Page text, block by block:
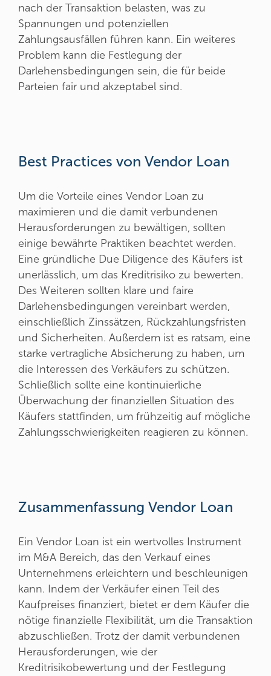
nach der Transaktion belasten, was zu
Spannungen und potenziellen
Zahlungsausfällen führen kann. Ein weiteres
Problem kann die Festlegung der
Darlehensbedingungen sein, die für beide
Parteien fair und akzeptabel sind.
Best Practices von Vendor Loan
Um die Vorteile eines Vendor Loan zu
maximieren und die damit verbundenen
Herausforderungen zu bewältigen, sollten
einige bewährte Praktiken beachtet werden.
Eine gründliche Due Diligence des Käufers ist
unerlässlich, um das Kreditrisiko zu bewerten.
Des Weiteren sollten klare und faire
Darlehensbedingungen vereinbart werden,
einschließlich Zinssätzen, Rückzahlungsfristen
und Sicherheiten. Außerdem ist es ratsam, eine
starke vertragliche Absicherung zu haben, um
die Interessen des Verkäufers zu schützen.
Schließlich sollte eine kontinuierliche
Überwachung der finanziellen Situation des
Käufers stattfinden, um frühzeitig auf mögliche
Zahlungsschwierigkeiten reagieren zu können.
Zusammenfassung Vendor Loan
Ein Vendor Loan ist ein wertvolles Instrument
im M&A Bereich, das den Verkauf eines
Unternehmens erleichtern und beschleunigen
kann. Indem der Verkäufer einen Teil des
Kaufpreises finanziert, bietet er dem Käufer die
nötige finanzielle Flexibilität, um die Transaktion
abzuschließen. Trotz der damit verbundenen
Herausforderungen, wie der
Kreditrisikobewertung und der Festlegung